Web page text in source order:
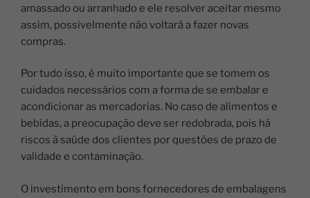
amassado ou arranhado e ele resolver aceitar mesmo
assim, possivelmente não voltará a fazer novas
compras.
Por tudo isso, é muito importante que se tomem os
cuidados necessários com a forma de se embalar e
acondicionar as mercadorias. No caso de alimentos e
bebidas, a preocupação deve ser redobrada, pois há
riscos à saúde dos clientes por questões de prazo de
validade e contaminação.
O investimento em bons fornecedores de embalagens